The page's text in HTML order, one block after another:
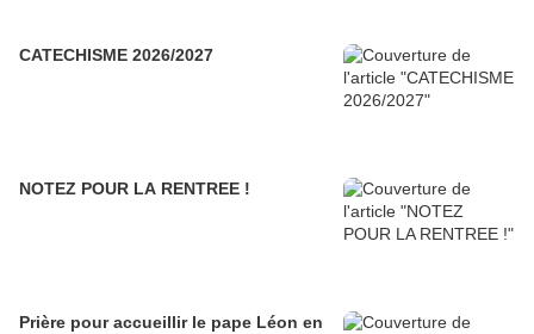
CATECHISME 2026/2027
NOTEZ POUR LA RENTREE !
Prière pour accueillir le pape Léon en